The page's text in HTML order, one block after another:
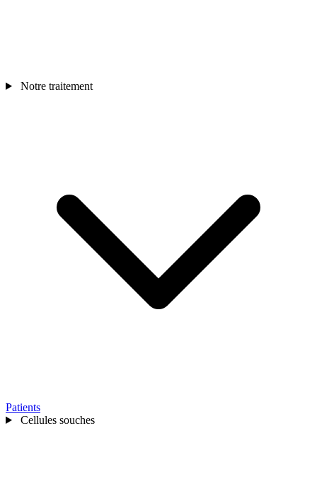
Notre traitement
Patients
Cellules souches